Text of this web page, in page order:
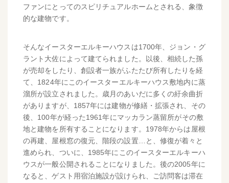
ファンにとってのスピリチュアルホームとされる、象徴
的な建物です。
そんなイースターエルキーハウスは1700年、ジョン・グ
ラント大佐によって建てられました。以後、相続した孫
が売却をしたり、創設者一族がふたたび所有したりを経
て、1824年にこのイースターエルキーハウス敷地内に蒸
溜所が設立されました。歳月のあいだに多くの紆余曲折
がありますが、1857年には建物が修繕・拡張され、その
後、100年が経った1961年にマッカラン蒸留所がその敷
地と建物を所有することになります。1978年からは屋根
の再建、屋根窓の復元、階段の設置…と、修復が着々と
進められ、ついに、1985年にこのイースターエルキーハ
ウスが一般公開されることになりました。後の2005年に
なると、ゲスト用宿泊施設が設けられ、ご訪問客は滞在